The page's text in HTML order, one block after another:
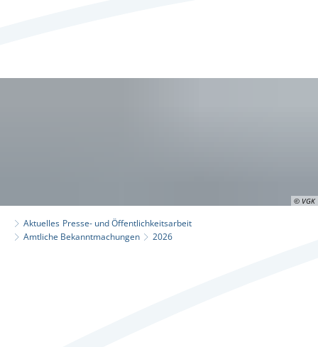
© VGK
Aktuelles Presse- und Öffentlichkeitsarbeit
Amtliche Bekanntmachungen
2026